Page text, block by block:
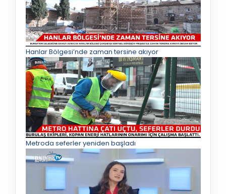
Hanlar Bölgesi’nde zaman tersine akıyor
Metroda seferler yeniden başladı